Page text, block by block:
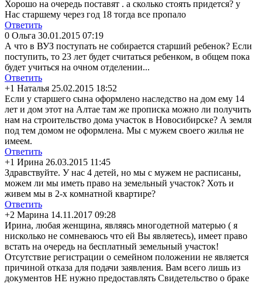
Хорошо на очередь поставят . а сколько стоять придется? у
Нас старшему через год 18 тогда все пропало
Ответить
0 Ольга 30.01.2015 07:19
А что в ВУЗ поступать не собирается старший ребенок? Если
поступить, то 23 лет будет считаться ребенком, в общем пока
будет учиться на очном отделении...
Ответить
+1 Наталья 25.02.2015 18:52
Если у старшего сына оформлено наследство на дом ему 14
лет и дом этот на Алтае там же прописка можно ли получить
нам на строительство дома участок в Новосибирске? А земля
под тем домом не оформлена. Мы с мужем своего жилья не
имеем.
Ответить
+1 Ирина 26.03.2015 11:45
Здравствуйте. У нас 4 детей, но мы с мужем не расписаны,
можем ли мы иметь право на земельный участок? Хоть и
живем мы в 2-х комнатной квартире?
Ответить
+2 Марина 14.11.2017 09:28
Ирина, любая женщина, являясь многодетной матерью ( я
нисколько не сомневаюсь что ей Вы являетесь), имеет право
встать на очередь на бесплатный земельный участок!
Отсутствие регистрации о семейном положении не является
причиной отказа для подачи заявления. Вам всего лишь из
документов НЕ нужно предоставлять Свидетельство о браке